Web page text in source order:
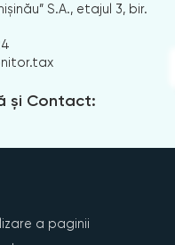
S.A., etajul 3, bir.
și Contact:
a paginii